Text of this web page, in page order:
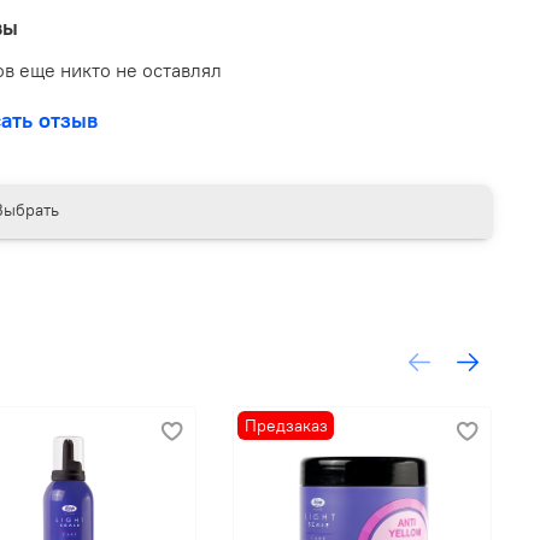
и смойте обильным количеством воды.
еще никто не оставлял
отзыв
Предзаказ